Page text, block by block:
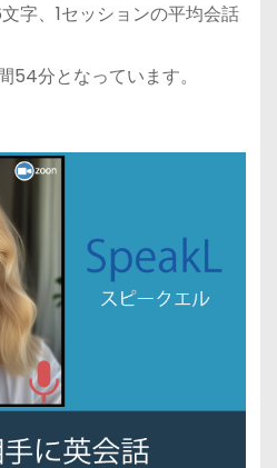
字、1セッションの平均会話
54分となっています。